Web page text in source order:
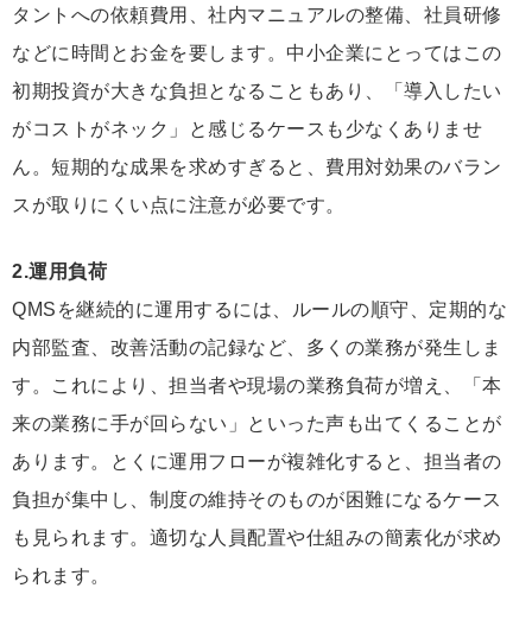
タントへの依頼費用、社内マニュアルの整備、社員研修
などに時間とお金を要します。中小企業にとってはこの
初期投資が大きな負担となることもあり、「導入したい
がコストがネック」と感じるケースも少なくありませ
ん。短期的な成果を求めすぎると、費用対効果のバラン
スが取りにくい点に注意が必要です。
2.運用負荷
QMSを継続的に運用するには、ルールの順守、定期的な
内部監査、改善活動の記録など、多くの業務が発生しま
す。これにより、担当者や現場の業務負荷が増え、「本
来の業務に手が回らない」といった声も出てくることが
あります。とくに運用フローが複雑化すると、担当者の
負担が集中し、制度の維持そのものが困難になるケース
も見られます。適切な人員配置や仕組みの簡素化が求め
られます。